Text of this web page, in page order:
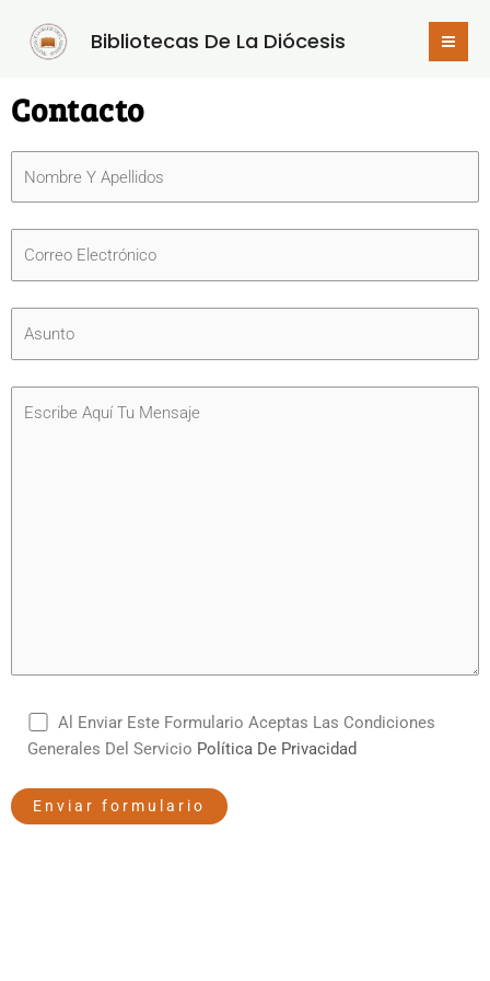
Contenido
Bibliotecas De La Diócesis
Contacto
Al Enviar Este Formulario Aceptas Las Condiciones
Generales Del Servicio Política De Privacidad